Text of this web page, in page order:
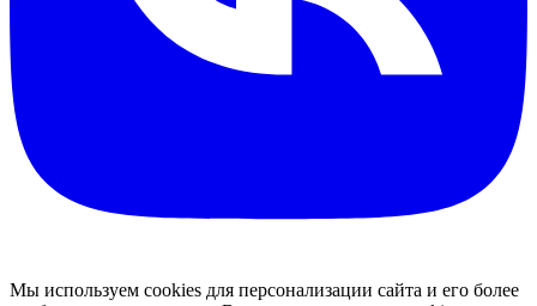
Мы используем cookies для персонализации сайта и его более